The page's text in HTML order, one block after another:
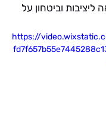
וביטחון על
https://